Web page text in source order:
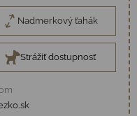
Nadmerkový ťahák
Strážiť dostupnosť